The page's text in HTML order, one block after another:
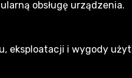
obsługę urządzenia.
eksploatacji i wygody